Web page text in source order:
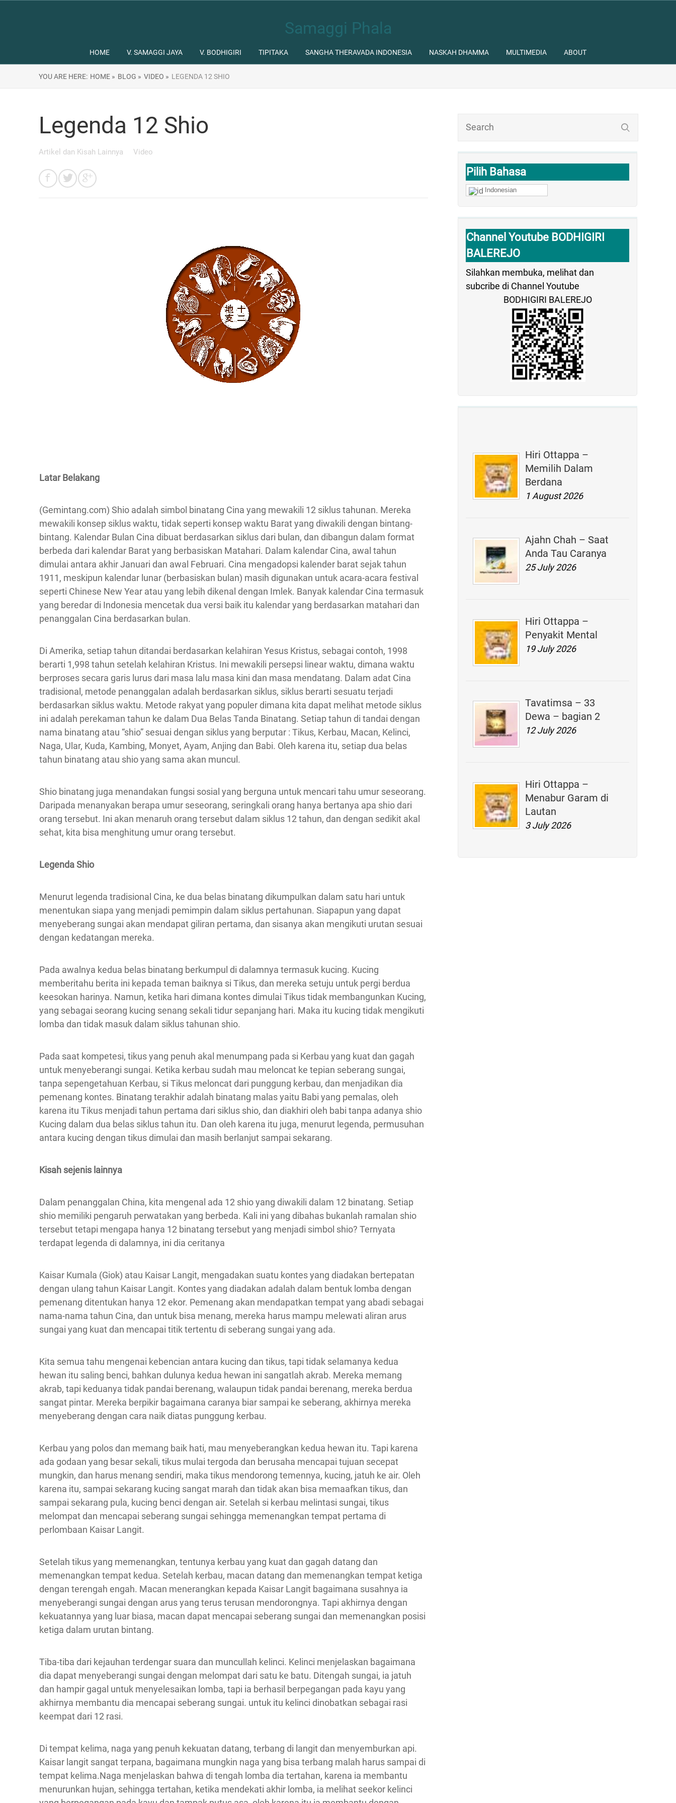
Samaggi Phala
HOME V. SAMAGGI JAYA V. BODHIGIRI TIPITAKA SANGHA THERAVADA INDONESIA NASKAH DHAMMA MULTIMEDIA ABOUT
YOU ARE HERE: HOME » BLOG » VIDEO » LEGENDA 12 SHIO
Pilih Bahasa
Indonesian
Channel Youtube BODHIGIRI
BALEREJO
Silahkan membuka, melihat dan
subcribe di Channel Youtube
BODHIGIRI BALEREJO
Hiri Ottappa –
Memilih Dalam
Berdana
1 August 2026
Ajahn Chah – Saat
Anda Tau Caranya
25 July 2026
Hiri Ottappa –
Penyakit Mental
19 July 2026
Tavatimsa – 33
Dewa – bagian 2
12 July 2026
Hiri Ottappa –
Menabur Garam di
Lautan
3 July 2026
Legenda 12 Shio
Artikel dan Kisah Lainnya Video
Latar Belakang
(Gemintang.com) Shio adalah simbol binatang Cina yang mewakili 12 siklus tahunan. Mereka
mewakili konsep siklus waktu, tidak seperti konsep waktu Barat yang diwakili dengan bintang-
bintang. Kalendar Bulan Cina dibuat berdasarkan siklus dari bulan, dan dibangun dalam format
berbeda dari kalendar Barat yang berbasiskan Matahari. Dalam kalendar Cina, awal tahun
dimulai antara akhir Januari dan awal Februari. Cina mengadopsi kalender barat sejak tahun
1911, meskipun kalendar lunar (berbasiskan bulan) masih digunakan untuk acara-acara festival
seperti Chinese New Year atau yang lebih dikenal dengan Imlek. Banyak kalendar Cina termasuk
yang beredar di Indonesia mencetak dua versi baik itu kalendar yang berdasarkan matahari dan
penanggalan Cina berdasarkan bulan.
Di Amerika, setiap tahun ditandai berdasarkan kelahiran Yesus Kristus, sebagai contoh, 1998
berarti 1,998 tahun setelah kelahiran Kristus. Ini mewakili persepsi linear waktu, dimana waktu
berproses secara garis lurus dari masa lalu masa kini dan masa mendatang. Dalam adat Cina
tradisional, metode penanggalan adalah berdasarkan siklus, siklus berarti sesuatu terjadi
berdasarkan siklus waktu. Metode rakyat yang populer dimana kita dapat melihat metode siklus
ini adalah perekaman tahun ke dalam Dua Belas Tanda Binatang. Setiap tahun di tandai dengan
nama binatang atau “shio” sesuai dengan siklus yang berputar : Tikus, Kerbau, Macan, Kelinci,
Naga, Ular, Kuda, Kambing, Monyet, Ayam, Anjing dan Babi. Oleh karena itu, setiap dua belas
tahun binatang atau shio yang sama akan muncul.
Shio binatang juga menandakan fungsi sosial yang berguna untuk mencari tahu umur seseorang.
Daripada menanyakan berapa umur seseorang, seringkali orang hanya bertanya apa shio dari
orang tersebut. Ini akan menaruh orang tersebut dalam siklus 12 tahun, dan dengan sedikit akal
sehat, kita bisa menghitung umur orang tersebut.
Legenda Shio
Menurut legenda tradisional Cina, ke dua belas binatang dikumpulkan dalam satu hari untuk
menentukan siapa yang menjadi pemimpin dalam siklus pertahunan. Siapapun yang dapat
menyeberang sungai akan mendapat giliran pertama, dan sisanya akan mengikuti urutan sesuai
dengan kedatangan mereka.
Pada awalnya kedua belas binatang berkumpul di dalamnya termasuk kucing. Kucing
memberitahu berita ini kepada teman baiknya si Tikus, dan mereka setuju untuk pergi berdua
keesokan harinya. Namun, ketika hari dimana kontes dimulai Tikus tidak membangunkan Kucing,
yang sebagai seorang kucing senang sekali tidur sepanjang hari. Maka itu kucing tidak mengikuti
lomba dan tidak masuk dalam siklus tahunan shio.
Pada saat kompetesi, tikus yang penuh akal menumpang pada si Kerbau yang kuat dan gagah
untuk menyeberangi sungai. Ketika kerbau sudah mau meloncat ke tepian seberang sungai,
tanpa sepengetahuan Kerbau, si Tikus meloncat dari punggung kerbau, dan menjadikan dia
pemenang kontes. Binatang terakhir adalah binatang malas yaitu Babi yang pemalas, oleh
karena itu Tikus menjadi tahun pertama dari siklus shio, dan diakhiri oleh babi tanpa adanya shio
Kucing dalam dua belas siklus tahun itu. Dan oleh karena itu juga, menurut legenda, permusuhan
antara kucing dengan tikus dimulai dan masih berlanjut sampai sekarang.
Kisah sejenis lainnya
Dalam penanggalan China, kita mengenal ada 12 shio yang diwakili dalam 12 binatang. Setiap
shio memiliki pengaruh perwatakan yang berbeda. Kali ini yang dibahas bukanlah ramalan shio
tersebut tetapi mengapa hanya 12 binatang tersebut yang menjadi simbol shio? Ternyata
terdapat legenda di dalamnya, ini dia ceritanya
Kaisar Kumala (Giok) atau Kaisar Langit, mengadakan suatu kontes yang diadakan bertepatan
dengan ulang tahun Kaisar Langit. Kontes yang diadakan adalah dalam bentuk lomba dengan
pemenang ditentukan hanya 12 ekor. Pemenang akan mendapatkan tempat yang abadi sebagai
nama-nama tahun Cina, dan untuk bisa menang, mereka harus mampu melewati aliran arus
sungai yang kuat dan mencapai titik tertentu di seberang sungai yang ada.
Kita semua tahu mengenai kebencian antara kucing dan tikus, tapi tidak selamanya kedua
hewan itu saling benci, bahkan dulunya kedua hewan ini sangatlah akrab. Mereka memang
akrab, tapi keduanya tidak pandai berenang, walaupun tidak pandai berenang, mereka berdua
sangat pintar. Mereka berpikir bagaimana caranya biar sampai ke seberang, akhirnya mereka
menyeberang dengan cara naik diatas punggung kerbau.
Kerbau yang polos dan memang baik hati, mau menyeberangkan kedua hewan itu. Tapi karena
ada godaan yang besar sekali, tikus mulai tergoda dan berusaha mencapai tujuan secepat
mungkin, dan harus menang sendiri, maka tikus mendorong temennya, kucing, jatuh ke air. Oleh
karena itu, sampai sekarang kucing sangat marah dan tidak akan bisa memaafkan tikus, dan
sampai sekarang pula, kucing benci dengan air. Setelah si kerbau melintasi sungai, tikus
melompat dan mencapai seberang sungai sehingga memenangkan tempat pertama di
perlombaan Kaisar Langit.
Setelah tikus yang memenangkan, tentunya kerbau yang kuat dan gagah datang dan
memenangkan tempat kedua. Setelah kerbau, macan datang dan memenangkan tempat ketiga
dengan terengah engah. Macan menerangkan kepada Kaisar Langit bagaimana susahnya ia
menyeberangi sungai dengan arus yang terus terusan mendorongnya. Tapi akhirnya dengan
kekuatannya yang luar biasa, macan dapat mencapai seberang sungai dan memenangkan posisi
ketiga dalam urutan bintang.
Tiba-tiba dari kejauhan terdengar suara dan muncullah kelinci. Kelinci menjelaskan bagaimana
dia dapat menyeberangi sungai dengan melompat dari satu ke batu. Ditengah sungai, ia jatuh
dan hampir gagal untuk menyelesaikan lomba, tapi ia berhasil berpegangan pada kayu yang
akhirnya membantu dia mencapai seberang sungai. untuk itu kelinci dinobatkan sebagai rasi
keempat dari 12 rasi.
Di tempat kelima, naga yang penuh kekuatan datang, terbang di langit dan menyemburkan api.
Kaisar langit sangat terpana, bagaimana mungkin naga yang bisa terbang malah harus sampai di
tempat kelima.Naga menjelaskan bahwa di tengah lomba dia tertahan, karena ia membantu
menurunkan hujan, sehingga tertahan, ketika mendekati akhir lomba, ia melihat seekor kelinci